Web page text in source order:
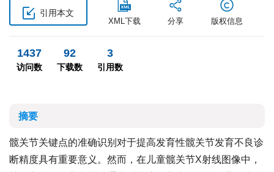
引用本文
XML下载 分享 版权信息
1437
访问数
92
下载数
3
引用数
摘要
髋关节关键点的准确识别对于提高发育性髋关节发育不良诊
断精度具有重要意义。然而，在儿童髋关节X射线图像中，